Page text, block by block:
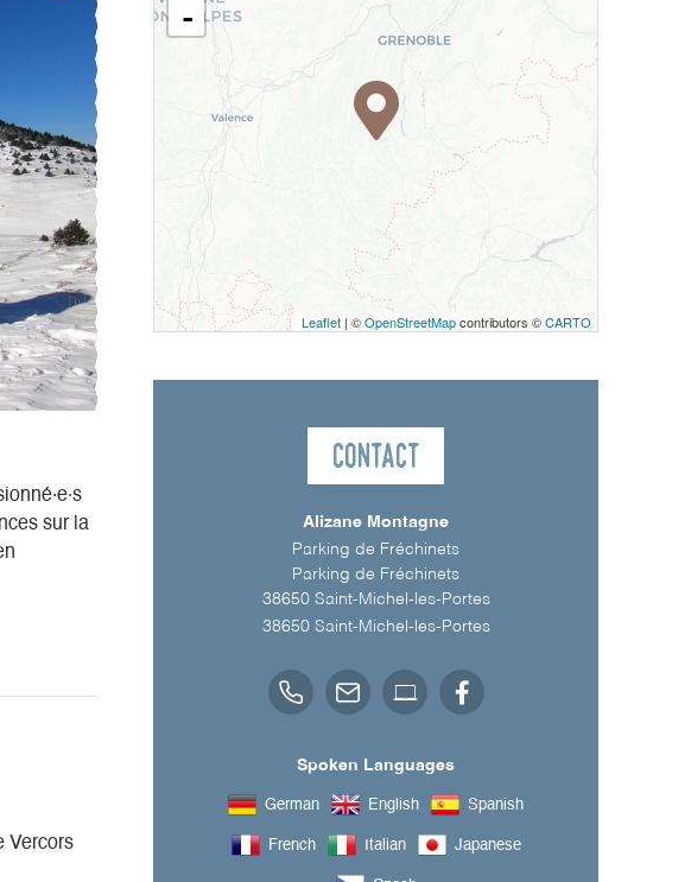
sur la
Vercors
-
Leaflet | ©OpenStreetMapcontributors ©CARTO
Contact
Alizane Montagne
Parking de Fréchinets
Parking de Fréchinets
38650 Saint-Michel-les-Portes
38650 Saint-Michel-les-Portes
Spoken Languages
German English Spanish
French Italian Japanese